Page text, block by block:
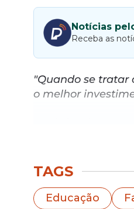
Notícias
Receba as
"Quando se tratar
o melhor
Ao defender a
buscam reduzir
doméstica
TAGS
Educação